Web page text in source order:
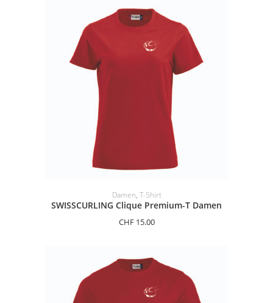
OPTIONEN AUSWÄHLEN
Damen, T-Shirt
SWISSCURLING Clique Premium-T Damen
CHF15.00